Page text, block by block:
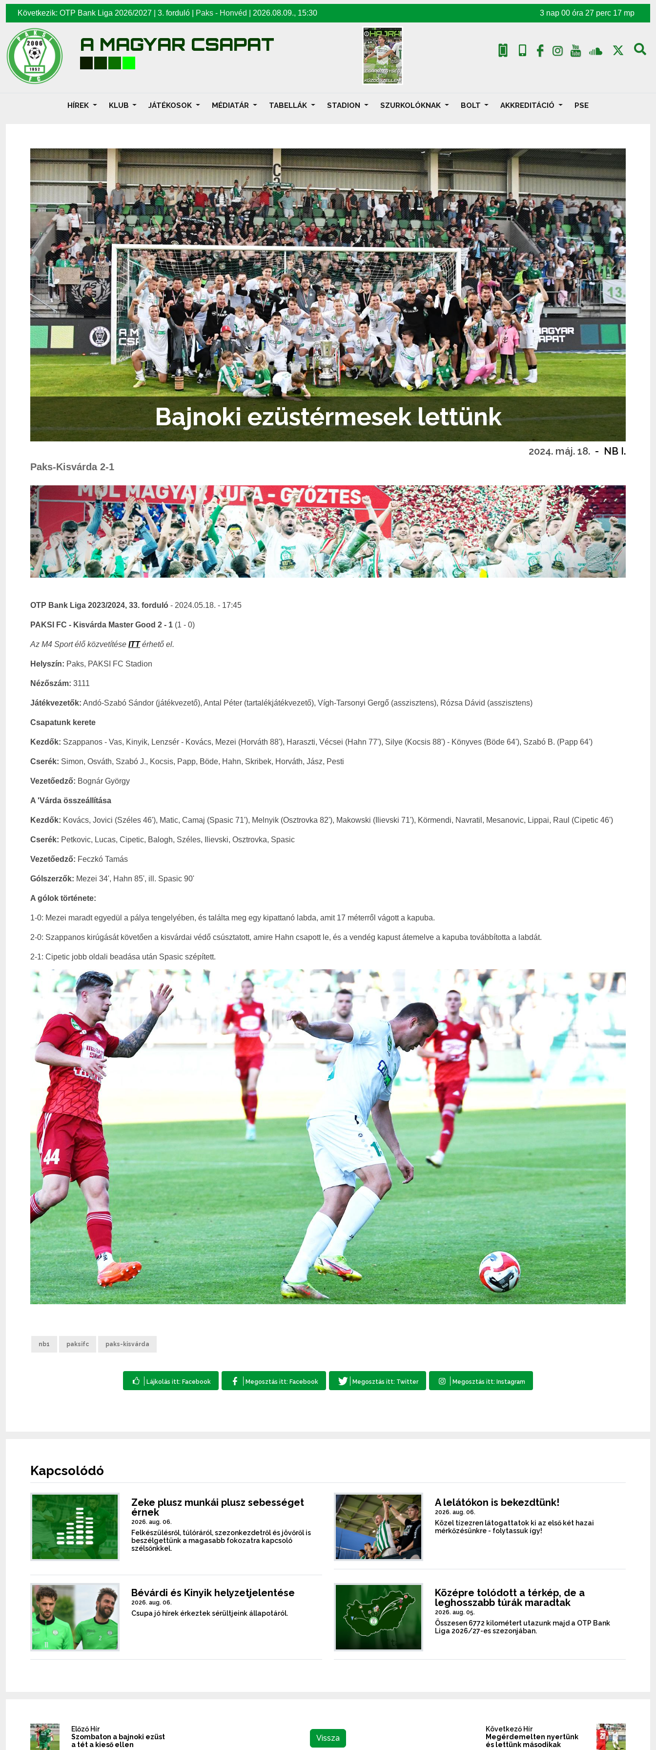
Következik: OTP Bank Liga 2026/2027 | 3. forduló | Paks - Honvéd 2026.08.09., 15:30 3 nap 00 óra 27 perc 15 mp
A MAGYAR CSAPAT
HÍREK KLUB JÁTÉKOSOK MÉDIATÁR TABELLÁK STADION SZURKOLÓKNAK BOLT AKKREDITÁCIÓ PSE
Bajnoki ezüstérmesek lettünk
2024. máj. 18. - NB I.
Paks-Kisvárda 2-1
OTP Bank Liga 2023/2024, 33. forduló - 2024.05.18. - 17:45
PAKSI FC - Kisvárda Master Good 2 - 1 (1 - 0)
Az M4 Sport élő közvetítése ITTérhető el.
Helyszín: Paks, PAKSI FC Stadion
Nézőszám: 3111
Játékvezetők: Andó-Szabó Sándor (játékvezető), Antal Péter (tartalékjátékvezető), Vígh-Tarsonyi Gergő (asszisztens), Rózsa Dávid (asszisztens)
Csapatunk kerete
Kezdők: Szappanos - Vas, Kinyik, Lenzsér - Kovács, Mezei (Horváth 88'), Haraszti, Vécsei (Hahn 77'), Silye (Kocsis 88') - Könyves (Böde 64'), Szabó B. (Papp 64')
Cserék: Simon, Osváth, Szabó J., Kocsis, Papp, Böde, Hahn, Skribek, Horváth, Jász, Pesti
Vezetőedző: Bognár György
A 'Várda összeállítása
Kezdők: Kovács, Jovici (Széles 46'), Matic, Camaj (Spasic 71'), Melnyik (Osztrovka 82'), Makowski (Ilievski 71'), Körmendi, Navratil, Mesanovic, Lippai, Raul (Cipetic 46')
Cserék: Petkovic, Lucas, Cipetic, Balogh, Széles, Ilievski, Osztrovka, Spasic
Vezetőedző: Feczkó Tamás
Gólszerzők: Mezei 34', Hahn 85', ill. Spasic 90'
A gólok története:
1-0: Mezei maradt egyedül a pálya tengelyében, és találta meg egy kipattanó labda, amit 17 méterről vágott a kapuba.
2-0: Szappanos kirúgását követően a kisvárdai védő csúsztatott, amire Hahn csapott le, és a vendég kapust átemelve a kapuba továbbította a labdát.
2-1: Cipetic jobb oldali beadása után Spasic szépített.
nb1 paksifc paks-kisvárda
Kapcsolódó
Zeke plusz munkái plusz sebességet
érnek
2026. aug. 06.
Felkészülésről, túlóráról, szezonkezdetről és jövőről is
beszélgettünk a magasabb fokozatra kapcsoló
szélsőnkkel.
A lelátókon is bekezdtünk!
2026. aug. 06.
Közel tízezren látogattatok ki az első két hazai
mérkőzésünkre - folytassuk így!
Bévárdi és Kinyik helyzetjelentése
2026. aug. 06.
Csupa jó hírek érkeztek sérültjeink állapotáról.
Középre tolódott a térkép, de a
leghosszabb túrák maradtak
2026. aug. 05.
Összesen 6772 kilométert utazunk majd a OTP Bank
Liga 2026/27-es szezonjában.
Előző Hír
Szombaton a bajnoki ezüst
a tét a kieső ellen
Vissza
Következő Hír
Megérdemelten nyertünk
és lettünk másodikak